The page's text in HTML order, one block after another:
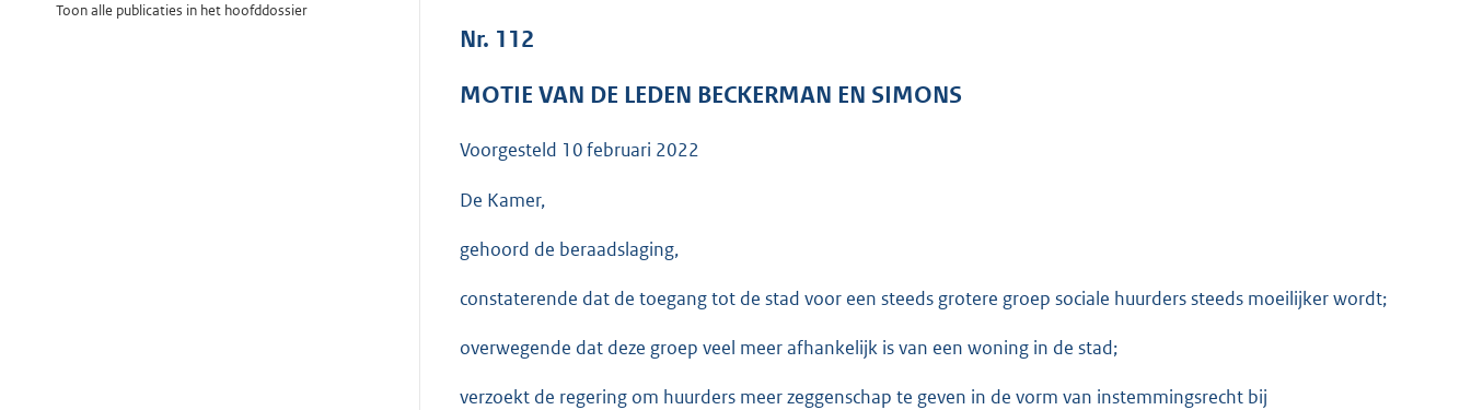
Toon alle publicaties in het hoofddossier
o
o
b
Nr. 112
MOTIE VAN DE LEDEN BECKERMAN EN SIMONS
Voorgesteld 10 februari 2022
De Kamer,
gehoord de beraadslaging,
constaterende dat de toegang tot de stad voor een steeds grotere groep sociale huurders steeds moeilijker wordt;
overwegende dat deze groep veel meer afhankelijk is van een woning in de stad;
verzoekt de regering om huurders meer zeggenschap te geven in de vorm van instemmingsrecht bij